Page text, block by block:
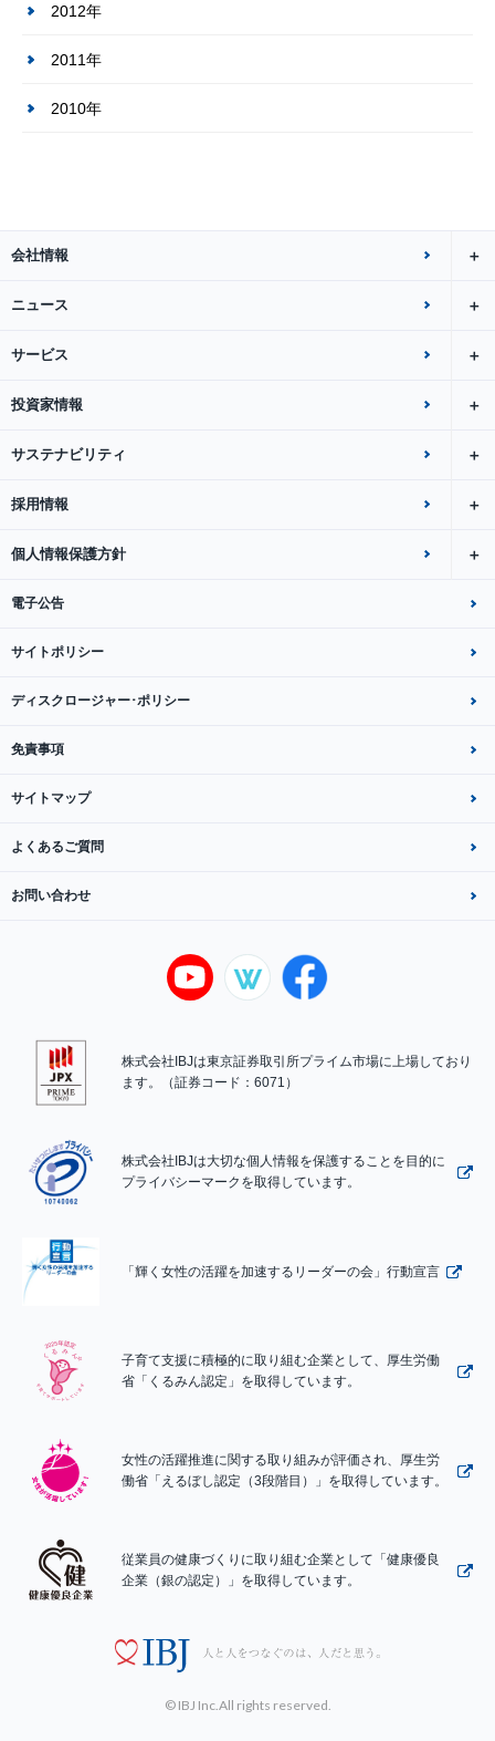
2012年
2011年
2010年
会社情報
ニュース
サービス
投資家情報
サステナビリティ
採用情報
個人情報保護方針
電子公告
サイトポリシー
ディスクロージャー･ポリシー
免責事項
サイトマップ
よくあるご質問
お問い合わせ
株式会社IBJは東京証券取引所プライム市場に上場しており
ます。（証券コード：6071）
株式会社IBJは大切な個人情報を保護することを目的に
プライバシーマークを取得しています。
「輝く女性の活躍を加速するリーダーの会」行動宣言
子育て支援に積極的に取り組む企業として、厚生労働
省「くるみん認定」を取得しています。
女性の活躍推進に関する取り組みが評価され、厚生労
働省「えるぼし認定（3段階目）」を取得しています。
従業員の健康づくりに取り組む企業として「健康優良
企業（銀の認定）」を取得しています。
© IBJ Inc.All rights reserved.